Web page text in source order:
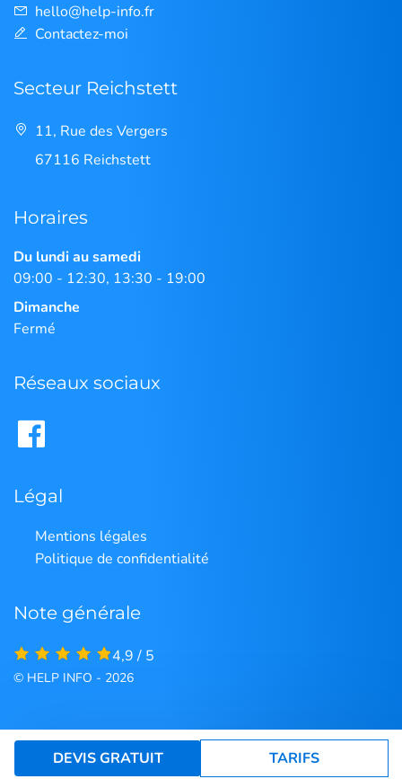
hello@help-info.fr
Contactez-moi
Secteur Reichstett
11, Rue des Vergers
67116 Reichstett
Horaires
Du lundi au samedi
09:00 - 12:30, 13:30 - 19:00
Dimanche
Fermé
Réseaux sociaux
Légal
Mentions légales
Politique de confidentialité
Note générale
4,9 / 5
© HELP INFO - 2026
DEVIS GRATUIT TARIFS